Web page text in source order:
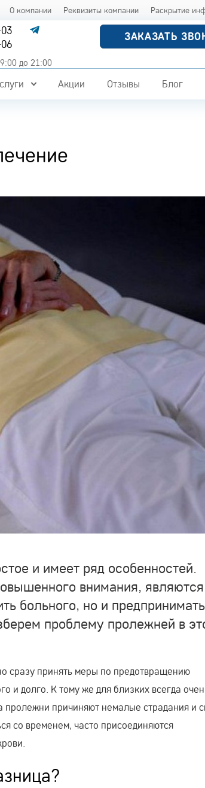
О компании Реквизиты компании Раскрытие
до 21:00
ЗАКАЗАТЬ
Акции Отзывы Блог
и имеет ряд особенностей.
внимания, являются
больного, но и предпринимать
проблему пролежней в
сразу принять меры по предотвращению
и долго. К тому же для близких всегда
пролежни причиняют немалые страдания и
со временем, часто присоединяются